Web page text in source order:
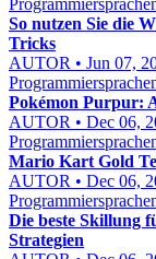
So nutzen Sie die
Tricks
AUTOR • Jun 07,
Pokémon Purpur:
AUTOR • Dec 06,
Mario Kart Gold
AUTOR • Dec 06,
Die beste Skillung
Strategien